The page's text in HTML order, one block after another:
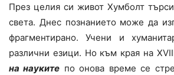
През целия си живот Хумболт
света. Днес познанието може да
фрагментирано. Учени и
различни езици. Но към края на
на науките по онова време се